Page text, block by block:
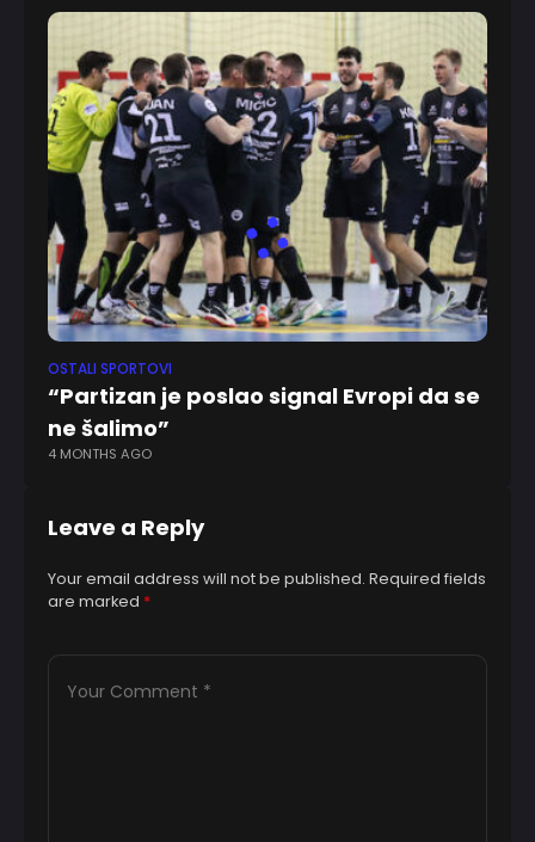
OSTALI SPORTOVI
“Partizan je poslao signal Evropi da se
ne šalimo”
4 MONTHS AGO
Leave a Reply
Your email address will not be published. Required fields
are marked *